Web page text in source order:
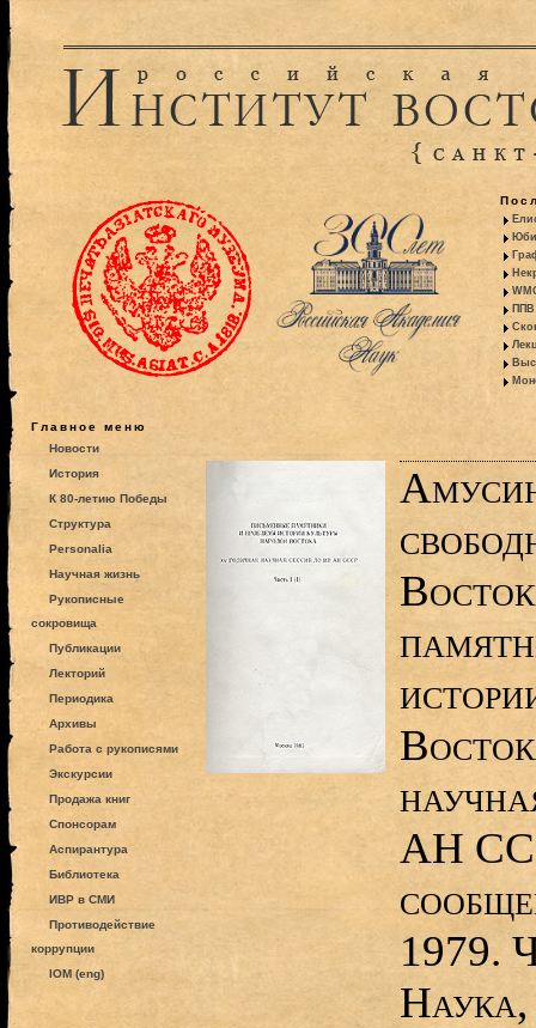
ППВ
Главное меню
Новости
История
К 80-летию Победы
Структура
Personalia
Научная жизнь
Рукописные
сокровища
Публикации
Лекторий
Периодика
Архивы
Работа с рукописями
Экскурсии
Продажа книг
Спонсорам
Аспирантура
Библиотека
ИВР в СМИ
Противодействие
коррупции
IOM (eng)
АН
1979.